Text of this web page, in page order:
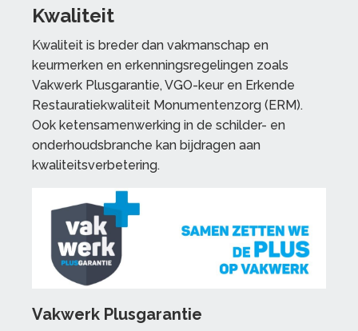
Kwaliteit
Kwaliteit is breder dan vakmanschap en
keurmerken en erkenningsregelingen zoals
Vakwerk Plusgarantie, VGO-keur en Erkende
Restauratiekwaliteit Monumentenzorg (ERM).
Ook ketensamenwerking in de schilder- en
onderhoudsbranche kan bijdragen aan
kwaliteitsverbetering.
Vakwerk Plusgarantie